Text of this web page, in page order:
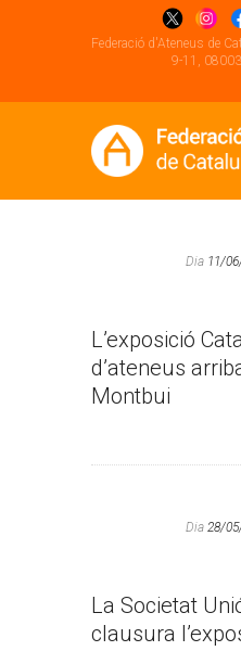
Federació d'Ateneus de
9-11,
Dia 11/
L’exposició
d’ateneus
Montbui
Dia 28/
La Societat
clausura